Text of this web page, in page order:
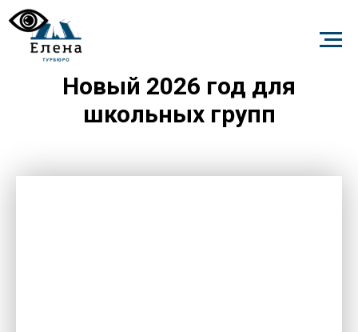
Новый 2026 год для
школьных групп